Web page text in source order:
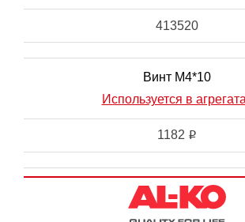
413520
Винт M4*10
Используется в
1182 i